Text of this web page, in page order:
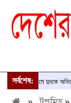
সর্বশেষ:
আবীরের নামে দুদকে